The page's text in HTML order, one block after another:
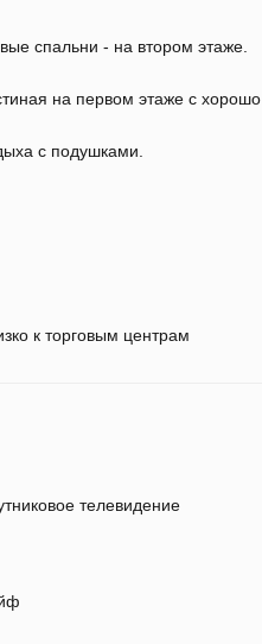
спальни - на втором этаже.
на первом этаже с
с подушками.
к торговым центрам
телевидение